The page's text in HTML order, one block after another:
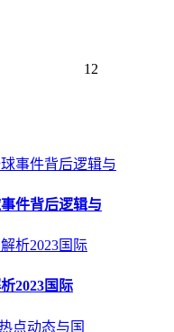
12
件背后逻辑与
2023国际